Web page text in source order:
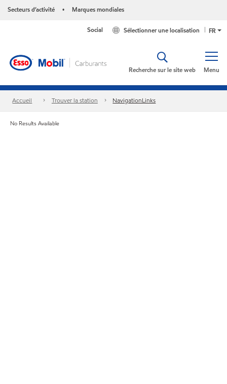
Secteurs d’activité • Marques mondiales
FR
Sélectionner une localisation
Social
Menu
Recherche sur le site web
Accueil Trouver la station NavigationLinks
No Results Available